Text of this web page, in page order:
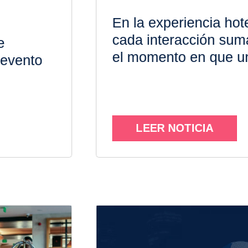
a una
En la experiencia
cada interacción
el momento en que
puntos de contacto
construyen su
servicio. Entre ellos,
LEER NOTICIA